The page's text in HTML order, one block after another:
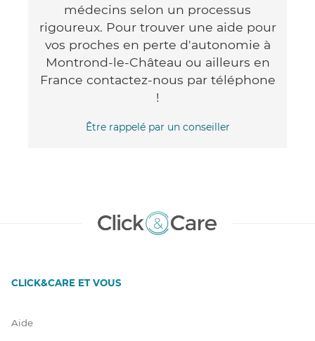
médecins selon un processus
rigoureux. Pour trouver une aide pour
vos proches en perte d'autonomie à
Montrond-le-Château ou ailleurs en
France contactez-nous par téléphone
!
Être rappelé par un conseiller
CLICK&CARE ET VOUS
Aide